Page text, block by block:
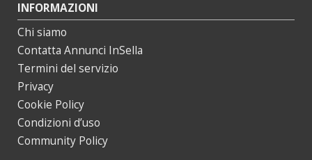
INFORMAZIONI
Chi siamo
Contatta Annunci InSella
Termini del servizio
Privacy
Cookie Policy
Condizioni d’uso
Community Policy